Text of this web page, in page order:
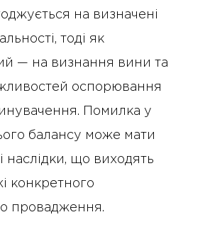
на визначені
тоді як
— на визнання вини та
оспорювання
Помилка у
балансу може мати
наслідки, що виходять
конкретного
провадження.